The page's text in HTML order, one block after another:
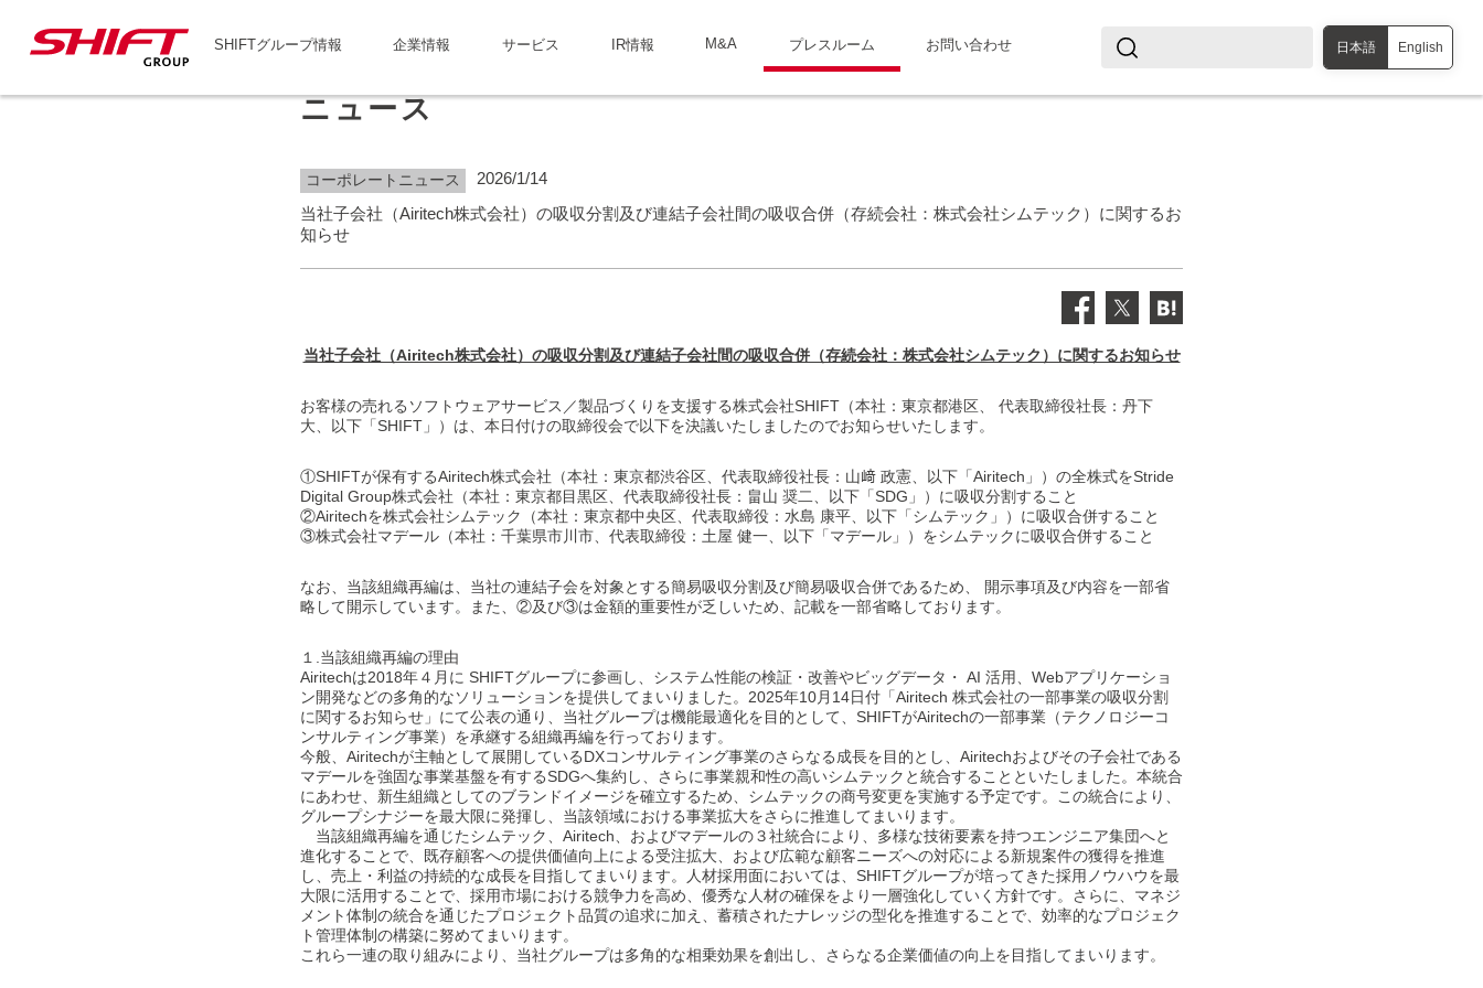
日本語 English
SHIFTグループ情報 企業情報 サービス IR情報 M&A プレスルーム お問い合わせ
ニュース
コーポレートニュース
2026/1/14
当社子会社（Airitech株式会社）の吸収分割及び連結子会社間の吸収合併（存続会社：株式会社シムテック）に関するお
知らせ
当社子会社（Airitech株式会社）の吸収分割及び連結子会社間の吸収合併（存続会社：株式会社シムテック）に関するお知らせ
お客様の売れるソフトウェアサービス／製品づくりを支援する株式会社SHIFT（本社：東京都港区、 代表取締役社長：丹下
大、以下「SHIFT」）は、本日付けの取締役会で以下を決議いたしましたのでお知らせいたします。
①SHIFTが保有するAiritech株式会社（本社：東京都渋谷区、代表取締役社長：山﨑 政憲、以下「Airitech」）の全株式をStride
Digital Group株式会社（本社：東京都目黒区、代表取締役社長：畠山 奨二、以下「SDG」）に吸収分割すること
②Airitechを株式会社シムテック（本社：東京都中央区、代表取締役：水島 康平、以下「シムテック」）に吸収合併すること
③株式会社マデール（本社：千葉県市川市、代表取締役：土屋 健一、以下「マデール」）をシムテックに吸収合併すること
なお、当該組織再編は、当社の連結子会を対象とする簡易吸収分割及び簡易吸収合併であるため、 開示事項及び内容を一部省
略して開示しています。また、②及び③は金額的重要性が乏しいため、記載を一部省略しております。
１.当該組織再編の理由
Airitechは2018年４月に SHIFTグループに参画し、システム性能の検証・改善やビッグデータ・ AI 活用、Webアプリケーショ
ン開発などの多角的なソリューションを提供してまいりました。2025年10月14日付「Airitech 株式会社の一部事業の吸収分割
に関するお知らせ」にて公表の通り、当社グループは機能最適化を目的として、SHIFTがAiritechの一部事業（テクノロジーコ
ンサルティング事業）を承継する組織再編を行っております。
今般、Airitechが主軸として展開しているDXコンサルティング事業のさらなる成長を目的とし、Airitechおよびその子会社である
マデールを強固な事業基盤を有するSDGへ集約し、さらに事業親和性の高いシムテックと統合することといたしました。本統合
にあわせ、新生組織としてのブランドイメージを確立するため、シムテックの商号変更を実施する予定です。この統合により、
グループシナジーを最大限に発揮し、当該領域における事業拡大をさらに推進してまいります。
当該組織再編を通じたシムテック、Airitech、およびマデールの３社統合により、多様な技術要素を持つエンジニア集団へと
進化することで、既存顧客への提供価値向上による受注拡大、および広範な顧客ニーズへの対応による新規案件の獲得を推進
し、売上・利益の持続的な成長を目指してまいります。人材採用面においては、SHIFTグループが培ってきた採用ノウハウを最
大限に活用することで、採用市場における競争力を高め、優秀な人材の確保をより一層強化していく方針です。さらに、マネジ
メント体制の統合を通じたプロジェクト品質の追求に加え、蓄積されたナレッジの型化を推進することで、効率的なプロジェク
ト管理体制の構築に努めてまいります。
これら一連の取り組みにより、当社グループは多角的な相乗効果を創出し、さらなる企業価値の向上を目指してまいります。